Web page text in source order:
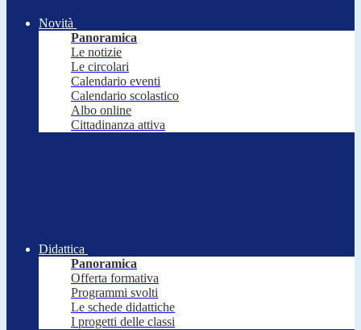
Novità
Panoramica
Le notizie
Le circolari
Calendario eventi
Calendario scolastico
Albo online
Cittadinanza attiva
Didattica
Panoramica
Offerta formativa
Programmi svolti
Le schede didattiche
I progetti delle classi